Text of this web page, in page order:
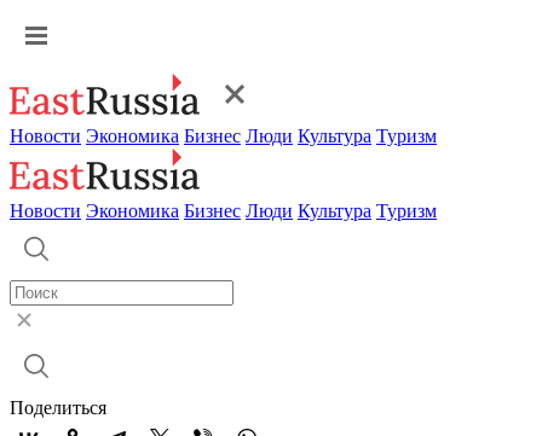
Новости Экономика Бизнес Люди Культура Туризм
Новости Экономика Бизнес Люди Культура Туризм
Поделиться